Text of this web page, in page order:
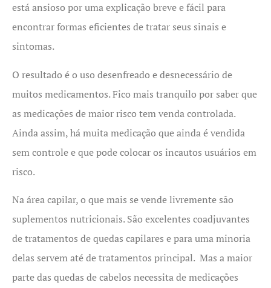
está ansioso por uma explicação breve e fácil para
encontrar formas eficientes de tratar seus sinais e
sintomas.
O resultado é o uso desenfreado e desnecessário de
muitos medicamentos. Fico mais tranquilo por saber que
as medicações de maior risco tem venda controlada.
Ainda assim, há muita medicação que ainda é vendida
sem controle e que pode colocar os incautos usuários em
risco.
Na área capilar, o que mais se vende livremente são
suplementos nutricionais. São excelentes coadjuvantes
de tratamentos de quedas capilares e para uma minoria
delas servem até de tratamentos principal. Mas a maior
parte das quedas de cabelos necessita de medicações